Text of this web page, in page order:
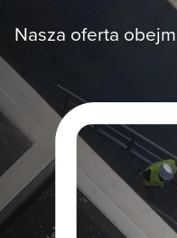
Nasza oferta
Nasza oferta
Nasza oferta